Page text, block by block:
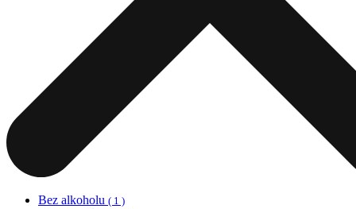
Bez alkoholu ( 1 )